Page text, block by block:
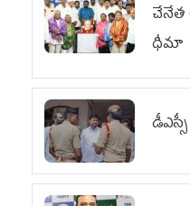
చేనేత
ధీమా